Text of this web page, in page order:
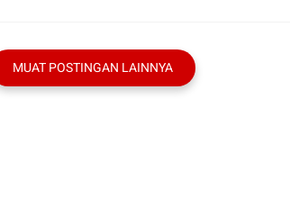
MUAT POSTINGAN LAINNYA